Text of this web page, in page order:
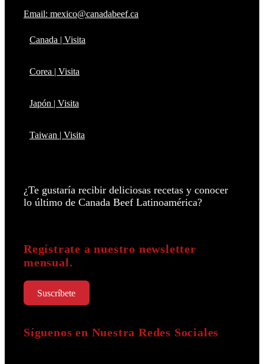
Email: mexico@canadabeef.ca
Canada | Visita
Corea | Visita
Japón | Visita
Taiwan | Visita
¿Te gustaría recibir deliciosas recetas y conocer
lo último de Canada Beef Latinoamérica?
Regístrate a nuestro newsletter
mensual.
Suscríbete
Síguenos en Nuestra Redes Sociales